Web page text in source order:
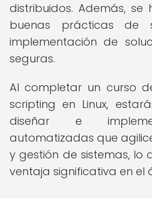
distribuidos. Además, se
buenas prácticas
implementación de
seguras.
Al completar un curso
scripting en Linux,
diseñar e
automatizadas que
y gestión de sistemas, lo
ventaja significativa en el